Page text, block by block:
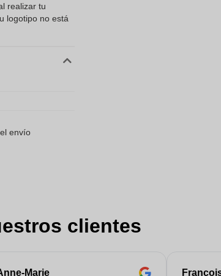
realizar tu
logotipo no está
envío
clientes
Marie